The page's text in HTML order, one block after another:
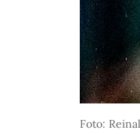
Foto: